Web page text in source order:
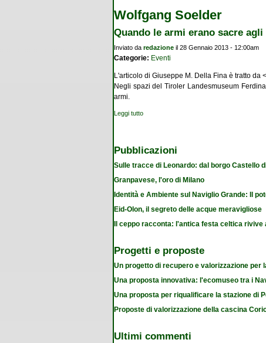
Wolfgang Soelder
Quando le armi erano sacre agli
Inviato da redazione il 28 Gennaio 2013 - 12:00am
Categorie: Eventi
L'articolo di Giuseppe M. Della Fina è tratto
Negli spazi del Tiroler Landesmuseum
armi.
Leggi tutto
Pubblicazioni
Sulle tracce di Leonardo: dal borgo Castello
Granpavese, l'oro di Milano
Identità e Ambiente sul Naviglio Grande: Il
Eid-Olon, il segreto delle acque meravigliose
Il ceppo racconta: l'antica festa celtica rivive
Progetti e proposte
Un progetto di recupero e valorizzazione per
Una proposta innovativa: l'ecomuseo tra i
Una proposta per riqualificare la stazione di
Proposte di valorizzazione della cascina
Ultimi commenti